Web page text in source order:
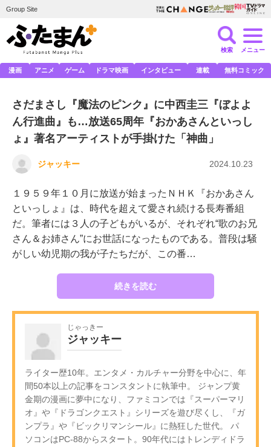
Group Site
検索 メニュー
漫画 アニメ ゲーム ドラマ映画 インタビュー 連載 無料コミック
さだまさし『魔法のピンク』に中西圭三『ぼよよ
ん行進曲』も…放送65周年『おかあさんといっし
ょ』著名アーティストが手掛けた「神曲」
ジャッキー 2024.10.23
１９５９年１０月に放送が始まったＮＨＫ『おかあさん
といっしょ』は、時代を超えて愛され続ける長寿番組
だ。筆者には３人の子どもがいるが、それぞれ“歌のお兄
さん＆お姉さん”にお世話になったものである。普段は騒
がしい幼児期の我が子たちだが、この番…
続きを読む
じゃっきー
ジャッキー
ライター歴10年。エンタメ・カルチャー分野を中心に、年
間50本以上の記事をコンスタントに執筆中。 ジャンプ黄
金期の漫画に夢中になり、ファミコンでは『スーパーマリ
オ』や『ドラゴンクエスト』シリーズを遊び尽くし、『ガ
ンプラ』や『ビックリマンシール』に熱狂した世代。 パ
ソコンはPC-88からスタート。90年代にはトレンディドラ